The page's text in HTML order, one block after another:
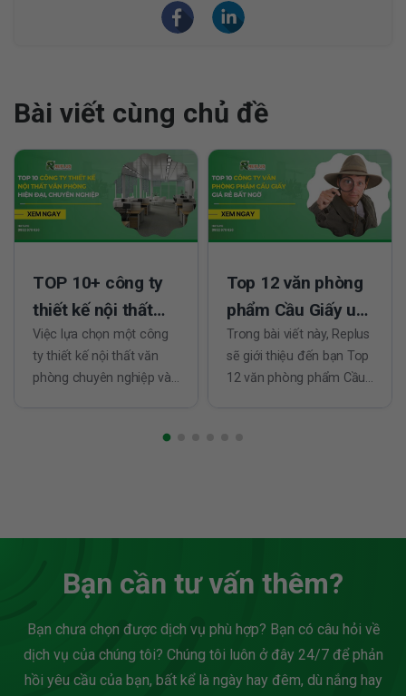
Bài viết cùng chủ đề
TOP 10+ công ty
thiết kế nội thất
văn phòng đẹp,
trọn gói
Việc lựa chọn một công
ty thiết kế nội thất văn
phòng chuyên nghiệp và
Top 12 văn phòng
phẩm Cầu Giấy uy
tín, giá rẻ bất ngờ
Trong bài viết này, Replus
sẽ giới thiệu đến bạn Top
12 văn phòng phẩm Cầu
Bạn cần tư vấn thêm?
Bạn chưa chọn được dịch vụ phù hợp? Bạn có câu hỏi về
dịch vụ của chúng tôi? Chúng tôi luôn ở đây 24/7 để phản
hồi yêu cầu của bạn, bất kể là ngày hay đêm, dù nắng hay